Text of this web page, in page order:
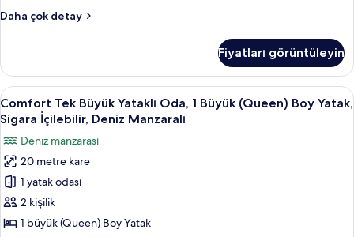
tüm
Daha çok detay
Deluxe
Kısmi
Deniz
Manzaralı
hakkında
daha
fazla
detay
Fiyatları görüntüleyin
Comfort
Tek
Büyük
Yataklı
Oda,
Büyük
(Queen)
Comfort Tek Büyük Yataklı Oda, 1
13
Comfort Tek Büyük Yataklı Oda, 1 Büyük (Queen) Boy Yatak,
Sigara İçilebilir, Deniz Manzaralı
Deniz manzarası
20 metre kare
1 yatak odası
2 kişilik
1 büyük (Queen) Boy Yatak